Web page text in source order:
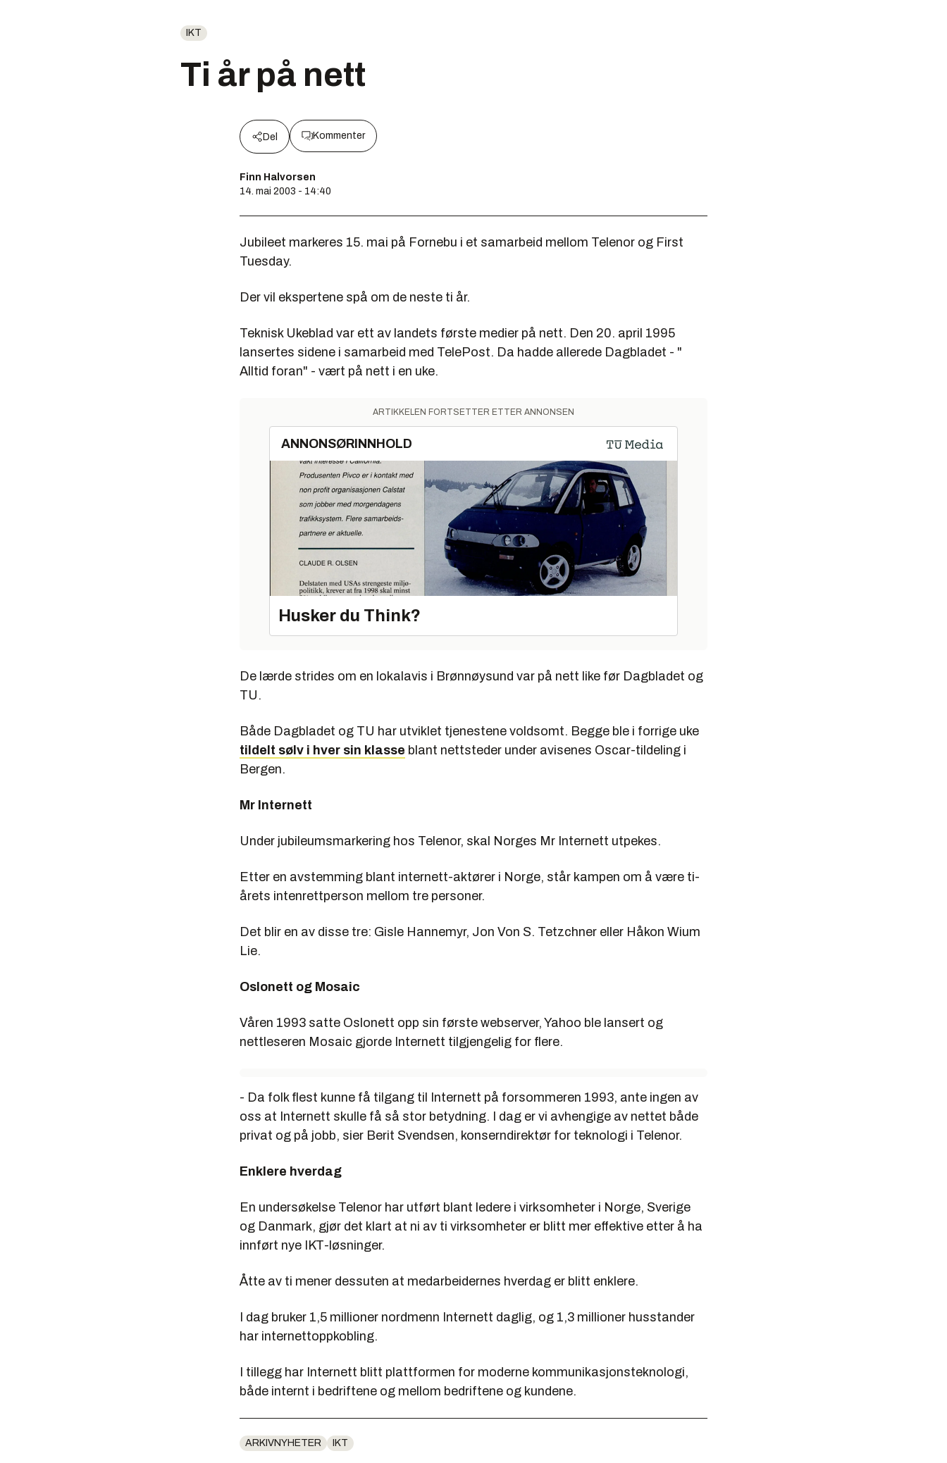
IKT
Ti år på nett
Del Kommenter
Finn Halvorsen
14. mai 2003 - 14:40
Jubileet markeres 15. mai på Fornebu i et samarbeid mellom Telenor og First
Tuesday.
Der vil ekspertene spå om de neste ti år.
Teknisk Ukeblad var ett av landets første medier på nett. Den 20. april 1995
lansertes sidene i samarbeid med TelePost. Da hadde allerede Dagbladet - "
Alltid foran" - vært på nett i en uke.
ARTIKKELEN FORTSETTER ETTER ANNONSEN
ANNONSØRINNHOLD
Husker du Think?
De lærde strides om en lokalavis i Brønnøysund var på nett like før Dagbladet og
TU.
Både Dagbladet og TU har utviklet tjenestene voldsomt. Begge ble i forrige uke
tildelt sølv i hver sin klasse blant nettsteder under avisenes Oscar-tildeling i
Bergen.
Mr Internett
Under jubileumsmarkering hos Telenor, skal Norges Mr Internett utpekes.
Etter en avstemming blant internett-aktører i Norge, står kampen om å være ti-
årets intenrettperson mellom tre personer.
Det blir en av disse tre: Gisle Hannemyr, Jon Von S. Tetzchner eller Håkon Wium
Lie.
Oslonett og Mosaic
Våren 1993 satte Oslonett opp sin første webserver, Yahoo ble lansert og
nettleseren Mosaic gjorde Internett tilgjengelig for flere.
- Da folk flest kunne få tilgang til Internett på forsommeren 1993, ante ingen av
oss at Internett skulle få så stor betydning. I dag er vi avhengige av nettet både
privat og på jobb, sier Berit Svendsen, konserndirektør for teknologi i Telenor.
Enklere hverdag
En undersøkelse Telenor har utført blant ledere i virksomheter i Norge, Sverige
og Danmark, gjør det klart at ni av ti virksomheter er blitt mer effektive etter å ha
innført nye IKT-løsninger.
Åtte av ti mener dessuten at medarbeidernes hverdag er blitt enklere.
I dag bruker 1,5 millioner nordmenn Internett daglig, og 1,3 millioner husstander
har internettoppkobling.
I tillegg har Internett blitt plattformen for moderne kommunikasjonsteknologi,
både internt i bedriftene og mellom bedriftene og kundene.
ARKIVNYHETER IKT